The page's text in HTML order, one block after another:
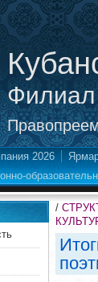
Филиал
2026
/